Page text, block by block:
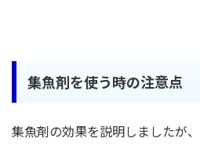
集魚剤を使う時の注意点
集魚剤の効果を説明しましたが